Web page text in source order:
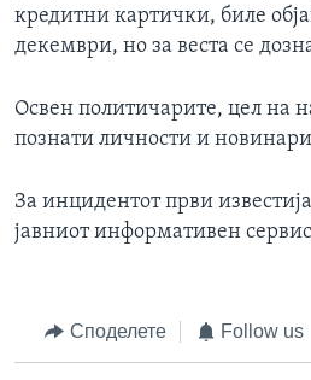
кредитни картички, биле
декември, но за веста се
Освен политичарите, цел на
познати личности и
За инцидентот први
јавниот информативен
Споделете Follow us